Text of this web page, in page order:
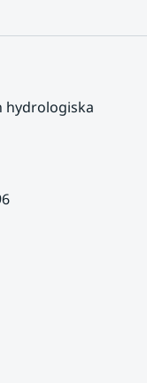
hydrologiska